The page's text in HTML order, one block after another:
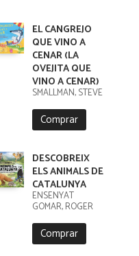
EL CANGREJO
QUE VINO A
CENAR (LA
OVEJITA QUE
VINO A CENAR)
SMALLMAN, STEVE
Comprar
DESCOBREIX
ELS ANIMALS DE
CATALUNYA
ENSENYAT
GOMAR, ROGER
Comprar